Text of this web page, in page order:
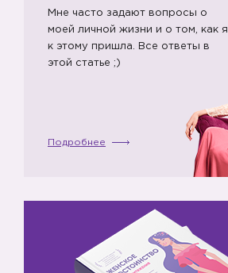
Мне часто задают вопросы о
моей личной жизни и о том, как я
к этому пришла. Все ответы в
этой статье ;)
Подробнее